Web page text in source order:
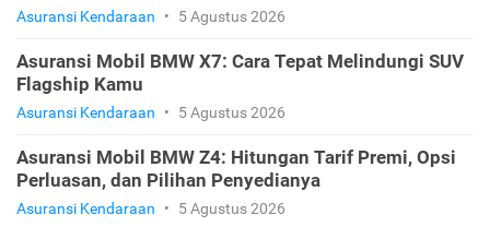
Asuransi Kendaraan • 5 Agustus 2026
Asuransi Mobil BMW X7: Cara Tepat Melindungi SUV
Flagship Kamu
Asuransi Kendaraan • 5 Agustus 2026
Asuransi Mobil BMW Z4: Hitungan Tarif Premi, Opsi
Perluasan, dan Pilihan Penyedianya
Asuransi Kendaraan • 5 Agustus 2026